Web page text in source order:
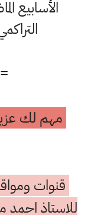
الأسابيع
مهم لك
قنوات
للاستاذ احمد